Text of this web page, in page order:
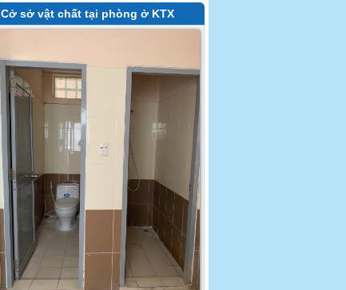
Cở sở vật chất tại phòng ở KTX